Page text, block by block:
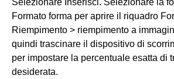
Formato forma per aprire il riquadro
Riempimento > riempimento a
quindi trascinare il dispositivo di
per impostare la percentuale esatta di
desiderata.